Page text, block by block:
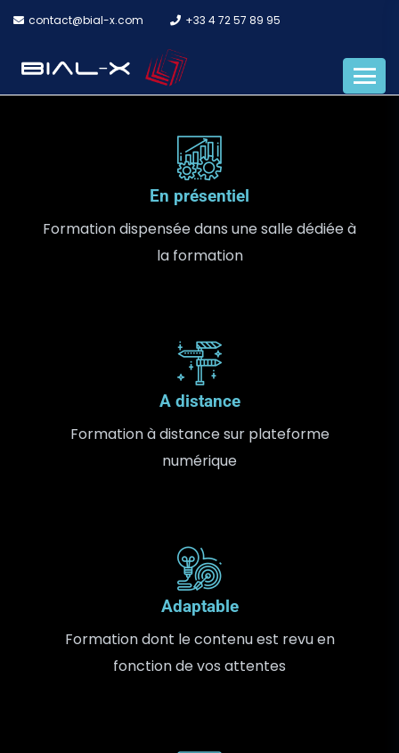
contact@bial-x.com +33 4 72 57 89 95
En présentiel
Formation dispensée dans une salle dédiée à
la formation
A distance
Formation à distance sur plateforme
numérique
Adaptable
Formation dont le contenu est revu en
fonction de vos attentes